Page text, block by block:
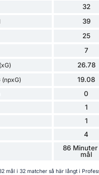
32
39
25
7
26.78
19.08
0
1
1
4
86 Minuter
mål
mål i 32 matcher så här långt i